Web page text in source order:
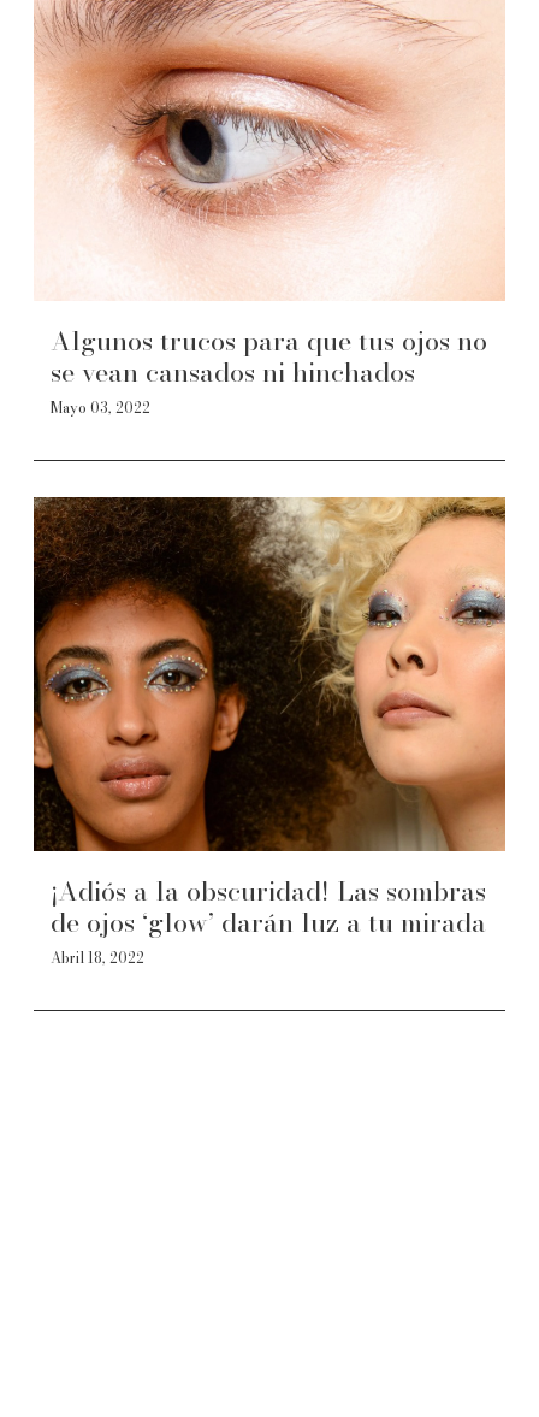
Algunos trucos para que tus ojos no
se vean cansados ni hinchados
Mayo 03, 2022
¡Adiós a la obscuridad! Las sombras
de ojos ‘glow’ darán luz a tu mirada
Abril 18, 2022